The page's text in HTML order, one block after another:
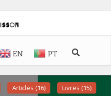
EN PT
Articles (16)
Livres (15)